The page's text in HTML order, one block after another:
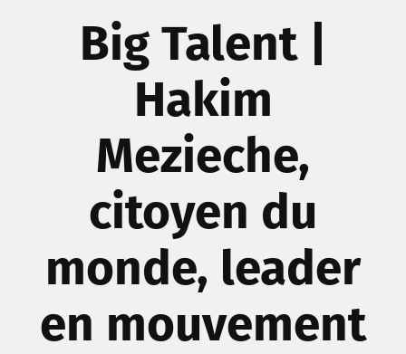
Big Talent |
Hakim
Mezieche,
citoyen du
monde, leader
en mouvement